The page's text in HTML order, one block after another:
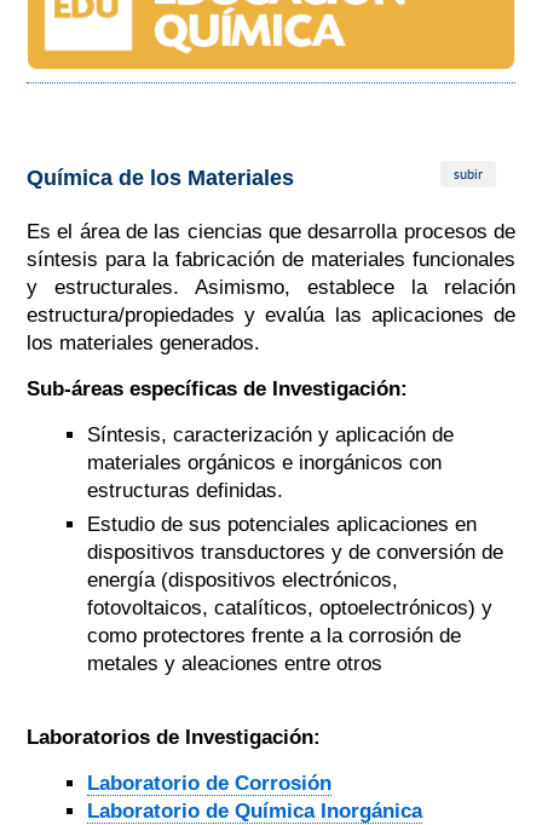
Química de los Materiales subir
Es el área de las ciencias que desarrolla procesos de
síntesis para la fabricación de materiales funcionales
y estructurales. Asimismo, establece la relación
estructura/propiedades y evalúa las aplicaciones de
los materiales generados.
Sub-áreas específicas de Investigación:
Síntesis, caracterización y aplicación de
materiales orgánicos e inorgánicos con
estructuras definidas.
Estudio de sus potenciales aplicaciones en
dispositivos transductores y de conversión de
energía (dispositivos electrónicos,
fotovoltaicos, catalíticos, optoelectrónicos) y
como protectores frente a la corrosión de
metales y aleaciones entre otros
Laboratorios de Investigación:
Laboratorio de Corrosión
Laboratorio de Química Inorgánica